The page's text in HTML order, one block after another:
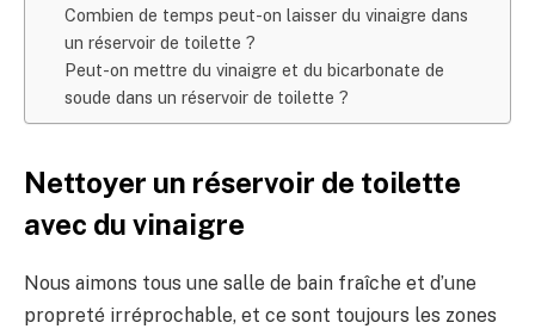
Combien de temps peut-on laisser du vinaigre dans
un réservoir de toilette ?
Peut-on mettre du vinaigre et du bicarbonate de
soude dans un réservoir de toilette ?
Nettoyer un réservoir de toilette
avec du vinaigre
Nous aimons tous une salle de bain fraîche et d’une
propreté irréprochable, et ce sont toujours les zones